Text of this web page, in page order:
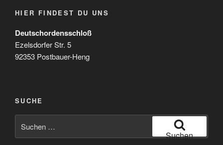
HIER FINDEST DU UNS
Deutschordensschloß
Ezelsdorfer Str. 5
92353 Postbauer-Heng
SUCHE
nach:
Suchen